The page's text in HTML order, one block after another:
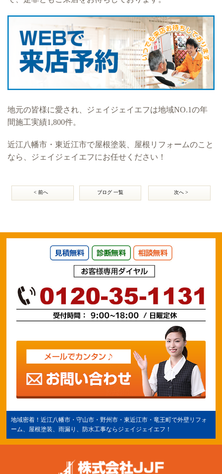
地元の皆様に愛され、ジェイジェイエフは地域NO.1の年
間施工実績1,800件。
近江八幡市・東近江市で屋根塗装、屋根リフォームのこと
なら、ジェイジェイエフにお任せください！
< 前へ ブログ 一覧 次へ >
地域密着！近江八幡市 ・守山市・野州市・東近江市 ・竜王町で外壁リフォ
ーム、屋根塗装、雨漏り、防水工事ならジェイジェイエフ！